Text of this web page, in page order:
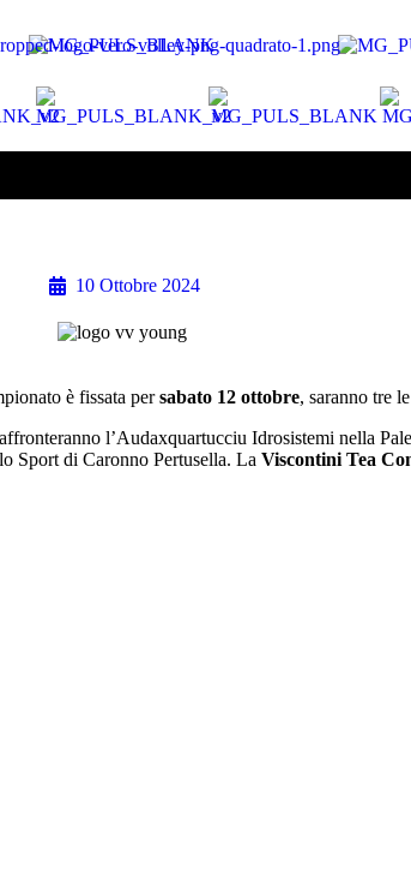
10 Ottobre 2024
è fissata persabato 12 ottobre, saranno tre
l’Audaxquartucciu Idrosistemi nella
Sport di Caronno Pertusella. La Viscontini Tea